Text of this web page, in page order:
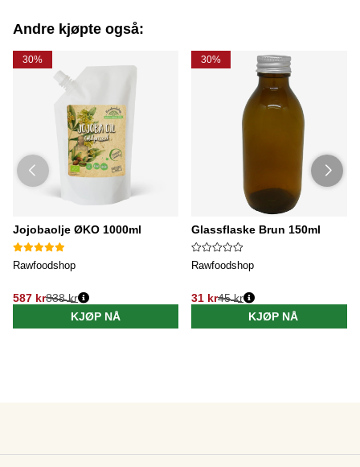
Andre kjøpte også:
30%
Jojobaolje ØKO 1000ml
Rawfoodshop
587 kr838 kr
KJØP NÅ
30%
Glassflaske Brun 150ml
Rawfoodshop
31 kr45 kr
KJØP NÅ